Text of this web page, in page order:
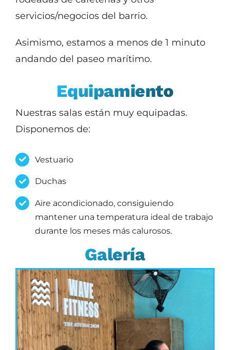
servicios/negocios del barrio.
Asimismo, estamos a menos de 1 minuto
andando del paseo marítimo.
Equipamiento
Nuestras salas están muy equipadas.
Disponemos de:
Vestuario
Duchas
Aire acondicionado, consiguiendo
mantener una temperatura ideal de trabajo
durante los meses más calurosos.
Galería